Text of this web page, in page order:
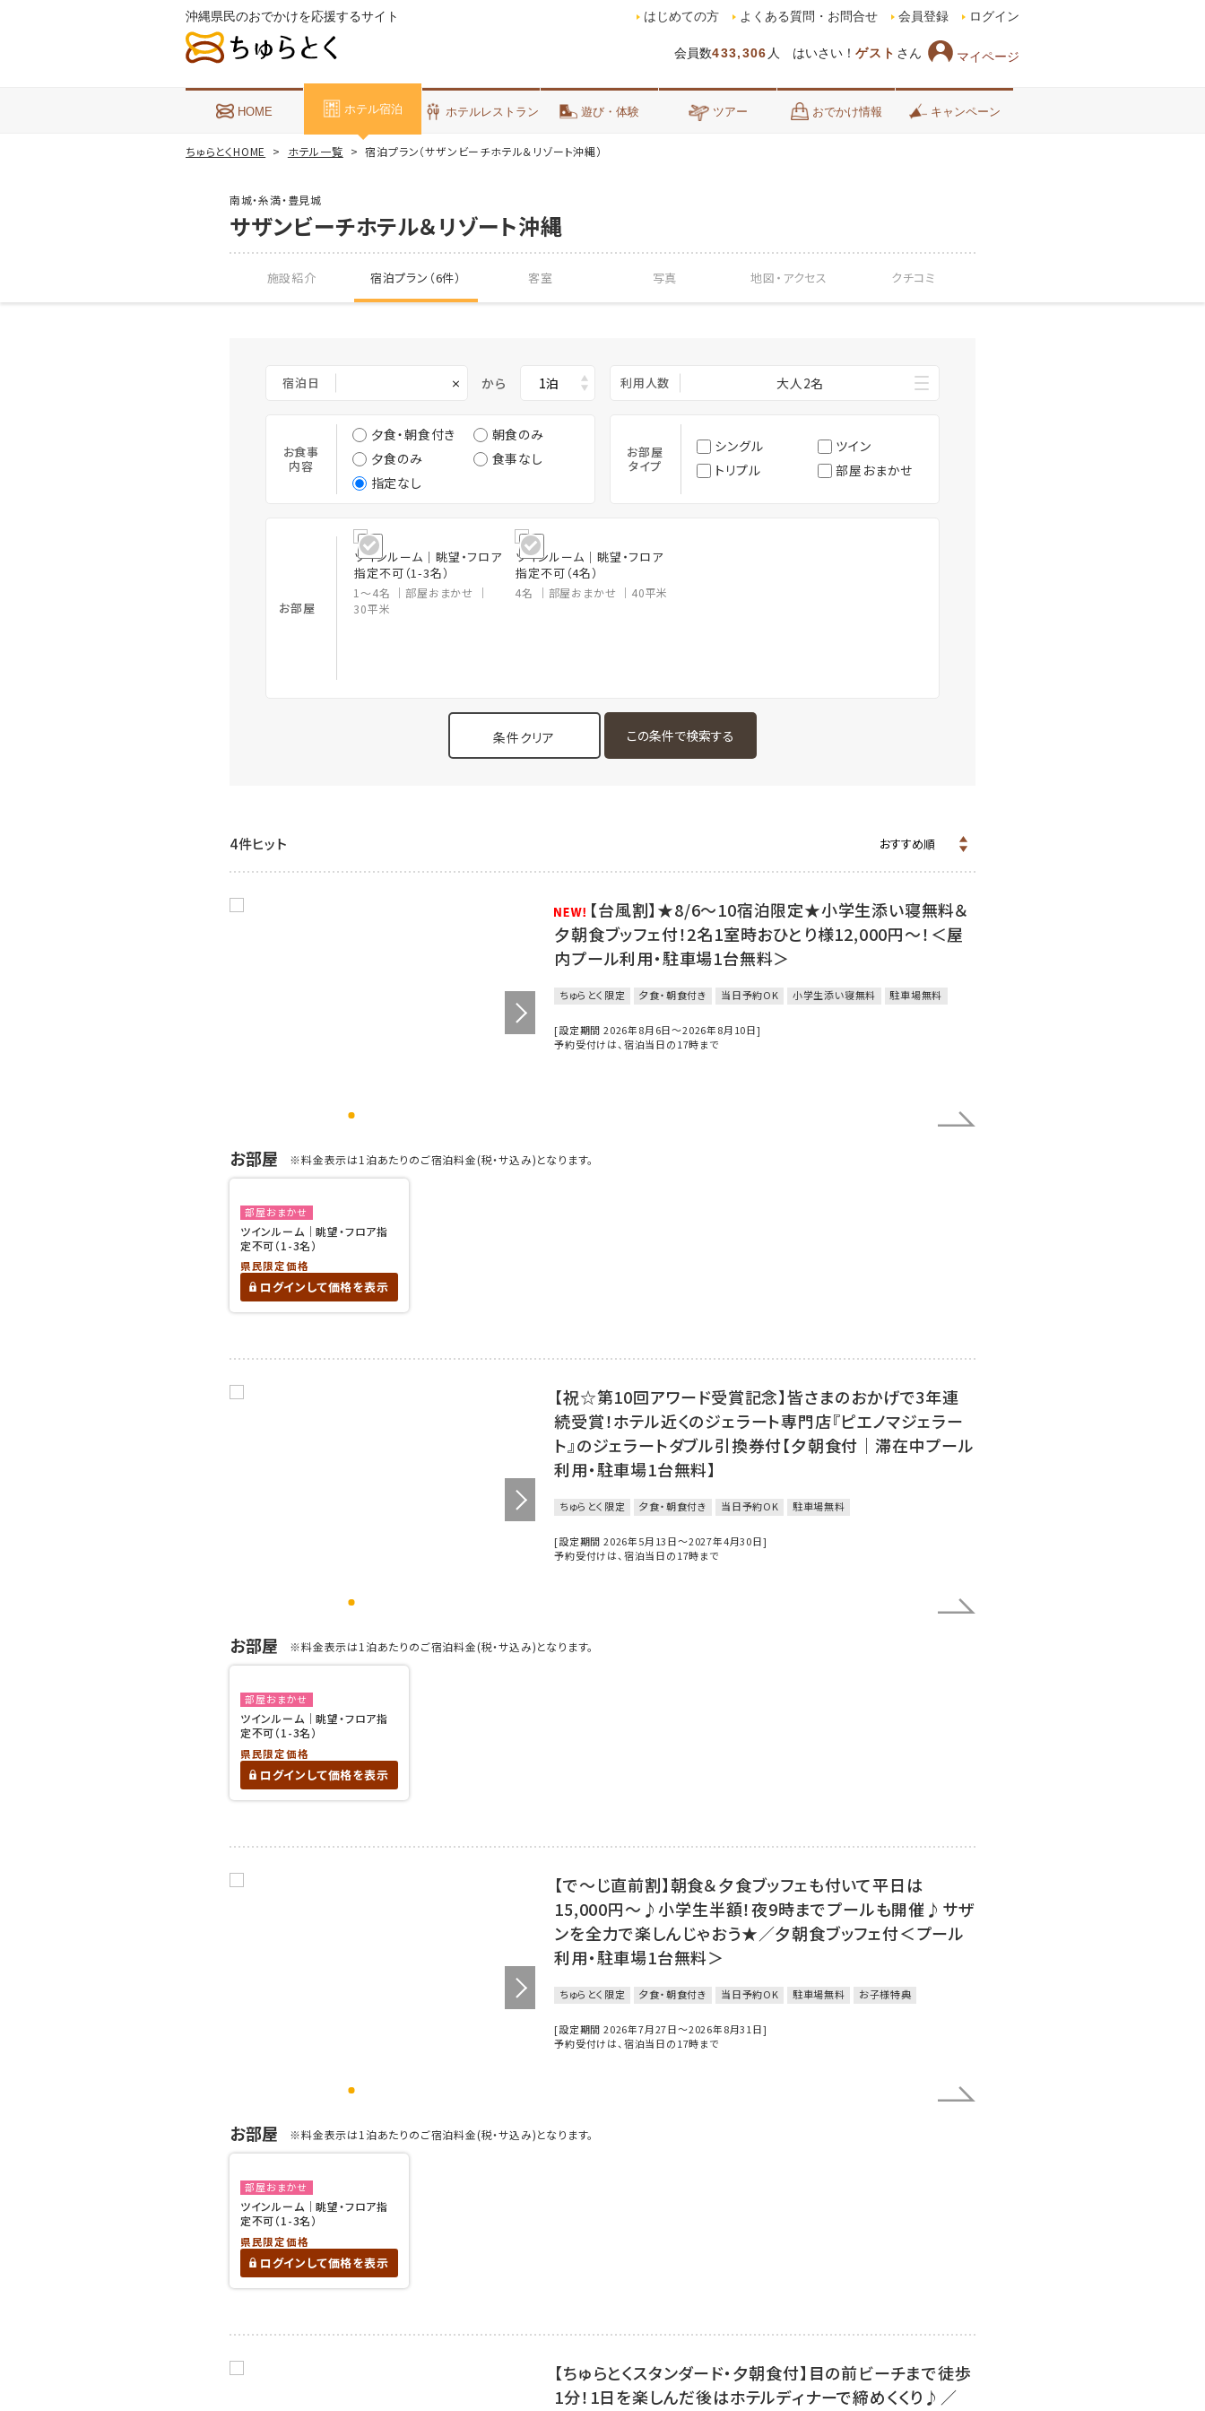
沖縄県民のおでかけを応援するサイト
会員数433,306 人 はいさい！ ゲスト さん マイページ
はじめての方 よくある質問・お問合せ 会員登録 ログイン
HOME ホテル宿泊 ホテルレストラン 遊び・体験 ツアー おでかけ情報 キャンペーン
ちゅらとくHOME ホテル一覧 宿泊プラン（サザンビーチホテル＆リゾート沖縄）
南城・糸満・豊見城
サザンビーチホテル＆リゾート沖縄
施設紹介 宿泊プラン（6件） 客室 写真 地図・ アクセス クチコミ
宿泊日 × から 利用人数 大人2名
お食事
内容
夕食・朝食付き
朝食のみ
夕食のみ
食事なし
指定なし
お部屋
タイプ
シングル
ツイン
トリプル
部屋おまかせ
お部屋
ツインルーム｜眺望・フロア
指定不可（1-3名）
1～4名
部屋おまかせ
30平米
ツインルーム｜眺望・フロア
指定不可（4名）
4名 部屋おまかせ 40平米
条件クリア
4件ヒット
【台風割】★8/6～10宿泊限定★小学生添い寝無料＆
夕朝食ブッフェ付！2名1室時おひとり様12,000円～！＜屋
内プール利用・駐車場1台無料＞
ちゅらとく限定 夕食・朝食付き 当日予約OK 小学生添い寝無料 駐車場無料
[設定期間 2026年8月6日～2026年8月10日]
予約受付けは、宿泊当日の17時まで
お部屋 ※料金表示は1泊あたりのご宿泊料金(税・サ込み)となります。
部屋おまかせ
ツインルーム｜眺望・フロア指
定不可（1-3名）
県民限定価格
ログインして価格を表示
【祝☆第10回アワード受賞記念】皆さまのおかげで3年連
続受賞！ホテル近くのジェラート専門店『ピエノマジェラー
ト』のジェラートダブル引換券付【夕朝食付｜滞在中プール
利用・駐車場1台無料】
ちゅらとく限定 夕食・朝食付き 当日予約OK 駐車場無料
[設定期間 2026年5月13日～2027年4月30日]
予約受付けは、宿泊当日の17時まで
お部屋 ※料金表示は1泊あたりのご宿泊料金(税・サ込み)となります。
部屋おまかせ
ツインルーム｜眺望・フロア指
定不可（1-3名）
県民限定価格
ログインして価格を表示
【で～じ直前割】朝食＆夕食ブッフェも付いて平日は
15,000円～♪小学生半額！夜9時までプールも開催♪サザ
ンを全力で楽しんじゃおう★／夕朝食ブッフェ付＜プール
利用・駐車場1台無料＞
ちゅらとく限定 夕食・朝食付き 当日予約OK 駐車場無料 お子様特典
[設定期間 2026年7月27日～2026年8月31日]
予約受付けは、宿泊当日の17時まで
お部屋 ※料金表示は1泊あたりのご宿泊料金(税・サ込み)となります。
部屋おまかせ
ツインルーム｜眺望・フロア指
定不可（1-3名）
県民限定価格
ログインして価格を表示
【ちゅらとくスタンダード・夕朝食付】目の前ビーチまで徒歩
1分！1日を楽しんだ後はホテルディナーで締めくくり♪／